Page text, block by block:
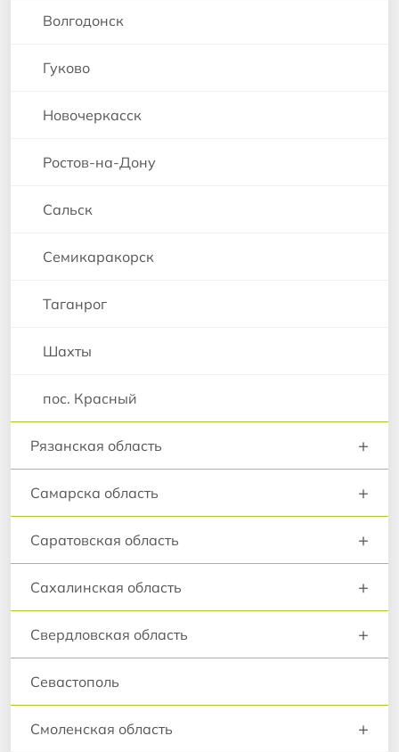
Волгодонск
Гуково
Новочеркасск
Ростов-на-Дону
Сальск
Семикаракорск
Таганрог
Шахты
пос. Красный
Рязанская область +
Самарска область +
Саратовская область +
Сахалинская область +
Свердловская область +
Севастополь
Смоленская область +